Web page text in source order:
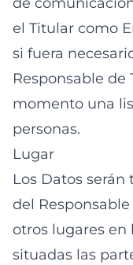
el Titular como
si fuera
Responsable
momento una
personas.
Lugar
Los Datos serán
del
otros lugares en
situadas las